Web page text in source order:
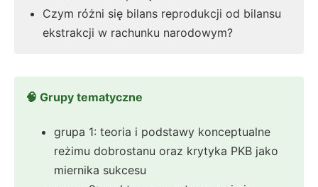
Czym różni się bilans reprodukcji od bilansu
ekstrakcji w rachunku narodowym?
🧠 Grupy tematyczne
grupa 1: teoria i podstawy konceptualne
reżimu dobrostanu oraz krytyka PKB jako
miernika sukcesu